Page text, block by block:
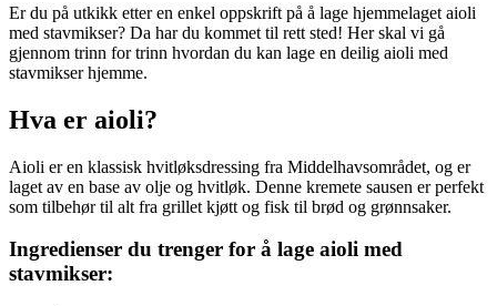
Er du på utkikk etter en enkel oppskrift på å lage hjemmelaget aioli
med stavmikser? Da har du kommet til rett sted! Her skal vi gå
gjennom trinn for trinn hvordan du kan lage en deilig aioli med
stavmikser hjemme.
Hva er aioli?
Aioli er en klassisk hvitløksdressing fra Middelhavsområdet, og er
laget av en base av olje og hvitløk. Denne kremete sausen er perfekt
som tilbehør til alt fra grillet kjøtt og fisk til brød og grønnsaker.
Ingredienser du trenger for å lage aioli med
stavmikser: